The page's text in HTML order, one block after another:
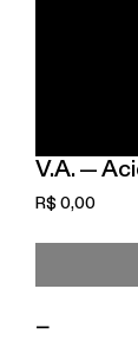
V.A. —
R$ 0,00Preço
—